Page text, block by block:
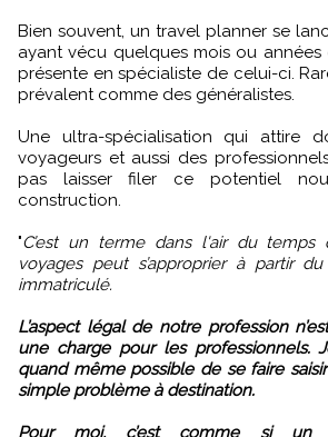
Bien souvent, un travel planner se
ayant vécu quelques mois ou
présente en spécialiste de celui-ci.
prévalent comme des généralistes.
Une ultra-spécialisation qui attire
voyageurs et aussi des
pas laisser filer ce potentiel
construction.
"C’est un terme dans l'air du
voyages peut s’approprier à partir
immatriculé.
L’aspect légal de notre profession
une charge pour les professionnels.
quand même possible de se faire
simple problème à destination.
Pour moi, c’est comme si un